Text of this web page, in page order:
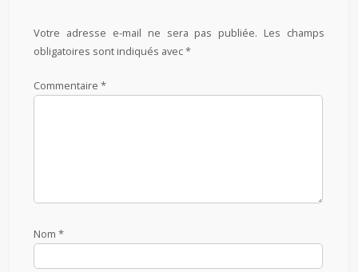
Votre adresse e-mail ne sera pas publiée. Les champs
obligatoires sont indiqués avec*
Commentaire*
Nom*